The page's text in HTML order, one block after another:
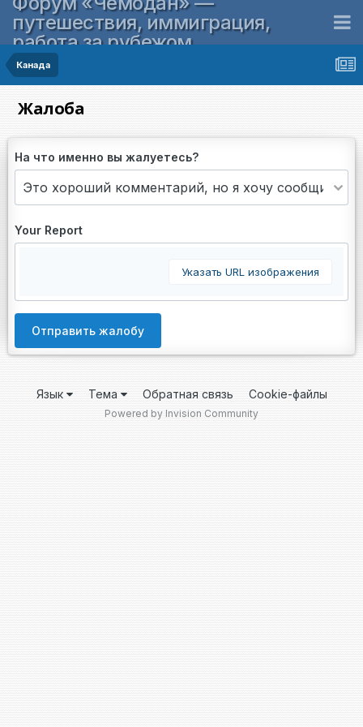
путешествия, иммиграция,
работа за рубежом
Канада
Жалоба
На что именно вы жалуетесь?
Your Report
Указать URL изображения
Отправить жалобу
Язык Тема Обратная связь Cookie-файлы
Powered by Invision Community